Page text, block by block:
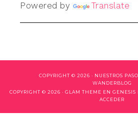
Powered by Translate
COPYRIGHT © 2026 · NUESTROS
WANDERBLOG
COPYRIGHT © 2026 · GLAM THEME EN GENESIS
ACCEDER